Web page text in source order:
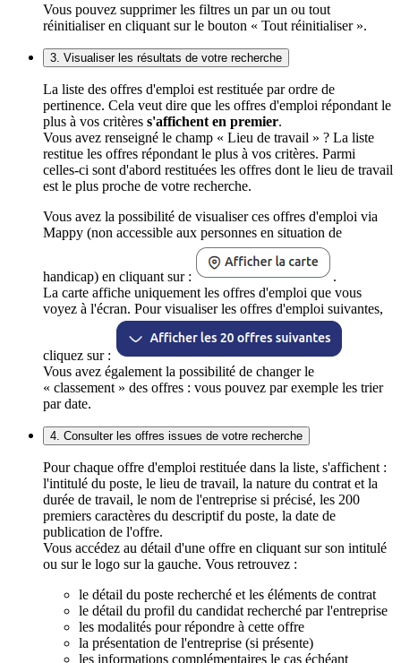
Vous pouvez supprimer les filtres un par un ou tout
réinitialiser en cliquant sur le bouton « Tout réinitialiser ».
3. Visualiser les résultats de votre recherche
La liste des offres d'emploi est restituée par ordre de
pertinence. Cela veut dire que les offres d'emploi répondant le
plus à vos critères s'affichent en premier.
Vous avez renseigné le champ « Lieu de travail » ? La liste
restitue les offres répondant le plus à vos critères. Parmi
celles-ci sont d'abord restituées les offres dont le lieu de travail
est le plus proche de votre recherche.
Vous avez la possibilité de visualiser ces offres d'emploi via
Mappy (non accessible aux personnes en situation de
handicap) en cliquant sur :
.
La carte affiche uniquement les offres d'emploi que vous
voyez à l'écran. Pour visualiser les offres d'emploi suivantes,
cliquez sur :
Vous avez également la possibilité de changer le
« classement » des offres : vous pouvez par exemple les trier
par date.
4. Consulter les offres issues de votre recherche
Pour chaque offre d'emploi restituée dans la liste, s'affichent :
l'intitulé du poste, le lieu de travail, la nature du contrat et la
durée de travail, le nom de l'entreprise si précisé, les 200
premiers caractères du descriptif du poste, la date de
publication de l'offre.
Vous accédez au détail d'une offre en cliquant sur son intitulé
ou sur le logo sur la gauche. Vous retrouvez :
le détail du poste recherché et les éléments de contrat
le détail du profil du candidat recherché par l'entreprise
les modalités pour répondre à cette offre
la présentation de l'entreprise (si présente)
les informations complémentaires le cas échéant